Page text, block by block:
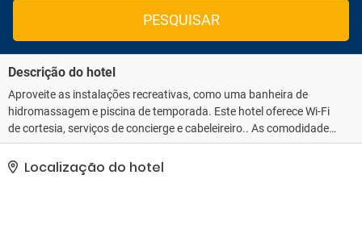
PESQUISAR
Descrição do hotel
Aproveite as instalações recreativas, como uma banheira de
hidromassagem e piscina de temporada. Este hotel oferece Wi-Fi
de cortesia, serviços de concierge e cabeleireiro.. As comodidades
presentes incluem lavanderia, um cofre na recepção do hotel e um
elevador. Hotel tem 2 salas de reunião disponíveis para eventos.
Estacionamento grátis sem manobrista está disponível no local..
Localização do hotel